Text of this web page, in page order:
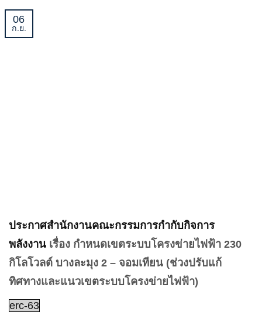
06
ก.ย.
ประกาศสำนักงานคณะกรรมการกำกับกิจการ
พลังงาน เรื่อง กำหนดเขตระบบโครงข่ายไฟฟ้า 230
กิโลโวลต์ บางละมุง 2 – จอมเทียน (ช่วงปรับแก้
ทิศทางและแนวเขตระบบโครงข่ายไฟฟ้า)
erc-63